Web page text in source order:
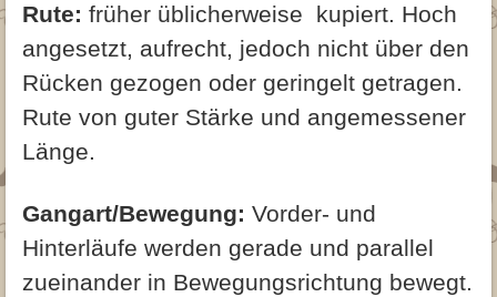
Rute: früher üblicherweise kupiert. Hoch
angesetzt, aufrecht, jedoch nicht über den
Rücken gezogen oder geringelt getragen.
Rute von guter Stärke und angemessener
Länge.
Gangart/Bewegung: Vorder- und
Hinterläufe werden gerade und parallel
zueinander in Bewegungsrichtung bewegt.